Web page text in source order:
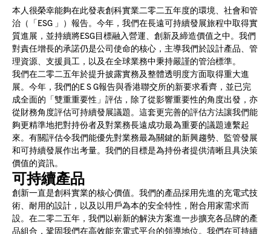
本人很榮幸能夠在此發表創科實業二零二五年度的環境、社會和管
治（「ESG 」）報告。今年，我們在長遠可持續發展旅程中取得實
質進展，並持續將ESG目標融入營運、創新及締造價值之中。我們
對責任增長的承諾仍是公司使命的核心，主導我們於設計產品、管
理資源、支援員工，以及在全球業務中秉持嚴謹的管治標準。
我們在二零二五年於提升披露實務及整體透明度方面取得重大進
展。今年，我們的E S G報告與香港聯交所的新要求看齊，並已完
成全面的「雙重重要性」評估，除了從影響重要性的角度出發，亦
從財務角度評估可持續發展議題。這套更完善的評估方法讓我們能
夠更精準地把對持份者及對業務長遠成功最為重要的議題連繫起
來。有關評估令我們能優先對業務最為關鍵的新興趨勢、監管發展
和可持續發展作出考量。我們的目標是為持份者提供清晰且具決策
價值的資訊。
可持續產品
創新一直是創科實業的核心價值。我們的產品採用先進的充電式技
術、耐用的設計，以及以用戶為本的安全特性，附合用家需求而
設。在二零二五年，我們以嶄新的解決方案進一步擴充各品牌的產
品組合，鞏固我們在高效能充電式平台的領導地位。我們在可持續